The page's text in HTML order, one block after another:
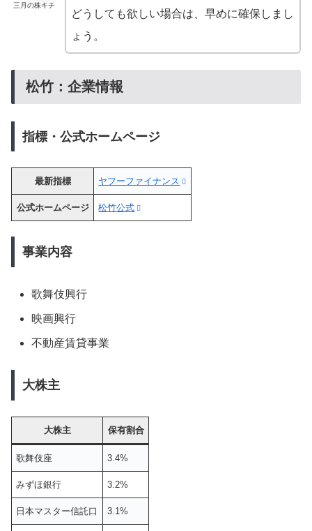
三月の株キチ
どうしても欲しい場合は、早めに確保しまし
ょう。
松竹：企業情報
指標・公式ホームページ
最新指標 ヤフーファイナンス
公式ホームページ 松竹公式
事業内容
歌舞伎興行
映画興行
不動産賃貸事業
大株主
大株主 保有割合
歌舞伎座 3.4%
みずほ銀行 3.2%
日本マスター信託口 3.1%